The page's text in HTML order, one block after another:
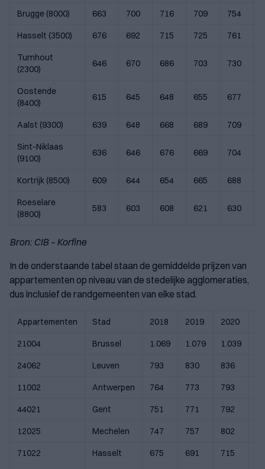
Brugge (8000) 663 700 716 709 754
Hasselt (3500) 676 692 715 725 761
Turnhout
(2300)
646 670 686 703 730
Oostende
(8400)
615 645 648 655 677
Aalst (9300) 639 648 668 689 709
Sint-Niklaas
(9100)
636 646 676 669 704
Kortrijk (8500) 609 644 654 665 688
Roeselare
(8800)
583 603 608 621 630
Bron: CIB – Korfine
In de onderstaande tabel staan de gemiddelde prijzen van
appartementen op niveau van de stedelijke agglomeraties,
dus inclusief de randgemeenten van elke stad.
Appartementen Stad 2018 2019 2020
21004 Brussel 1.069 1.079 1.039
24062 Leuven 793 830 836
11002 Antwerpen 764 773 793
44021 Gent 751 771 792
12025 Mechelen 747 757 802
71022 Hasselt 675 691 715